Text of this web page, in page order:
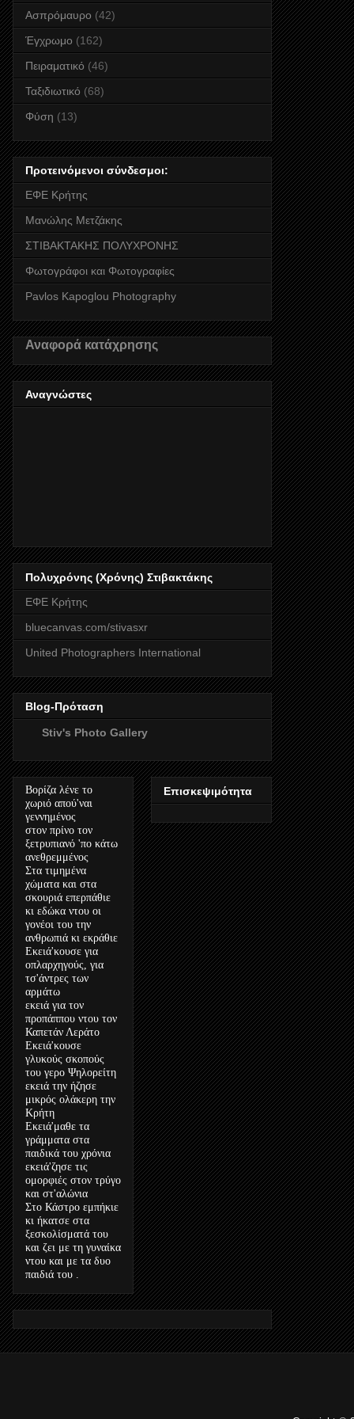
Ασπρόμαυρο (42)
Έγχρωμο (162)
Πειραματικό (46)
Ταξιδιωτικό (68)
Φύση (13)
Προτεινόμενοι σύνδεσμοι:
ΕΦΕ Κρήτης
Μανώλης Μετζάκης
ΣΤΙΒΑΚΤΑΚΗΣ ΠΟΛΥΧΡΟΝΗΣ
Φωτογράφοι και Φωτογραφίες
Pavlos Kapoglou Photography
Αναφορά κατάχρησης
Αναγνώστες
Πολυχρόνης (Χρόνης) Στιβακτάκης
ΕΦΕ Κρήτης
bluecanvas.com/stivasxr
United Photographers International
Blog-Πρόταση
Stiv's Photo Gallery
Βορίζα λένε το
χωριό απού'ναι
γεννημένος
στον πρίνο τον
ξετρυπιανό 'πο κάτω
ανεθρεμμένος
Στα τιμημένα
χώματα και στα
σκουριά επερπάθιε
κι εδώκα ντου οι
γονέοι του την
ανθρωπιά κι εκράθιε
Εκειά'κουσε για
οπλαρχηγούς, για
τσ'άντρες των
αρμάτω
εκειά για τον
προπάππου ντου τον
Καπετάν Λεράτο
Εκειά'κουσε
γλυκούς σκοπούς
του γερο Ψηλορείτη
εκειά την ήζησε
μικρός ολάκερη την
Κρήτη
Εκειά'μαθε τα
γράμματα στα
παιδικά του χρόνια
εκειά'ζησε τις
ομορφιές στον τρύγο
και στ'αλώνια
Στο Κάστρο εμπήκιε
κι ήκατσε στα
ξεσκολίσματά του
και ζει με τη γυναίκα
ντου και με τα δυο
παιδιά του .
Επισκεψιμότητα